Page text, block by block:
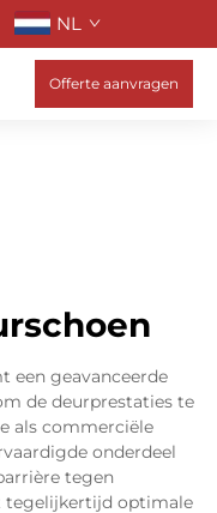
NL
Offerte aanvragen
een geavanceerde
de deurprestaties te
als commerciële
onderdeel
tegen
tegelijkertijd optimale